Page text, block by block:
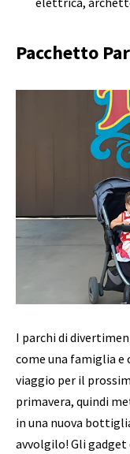
Pacchetto
I parchi di
come una famiglia e
viaggio per il
primavera, quindi
in una nuova
avvolgilo! Gli